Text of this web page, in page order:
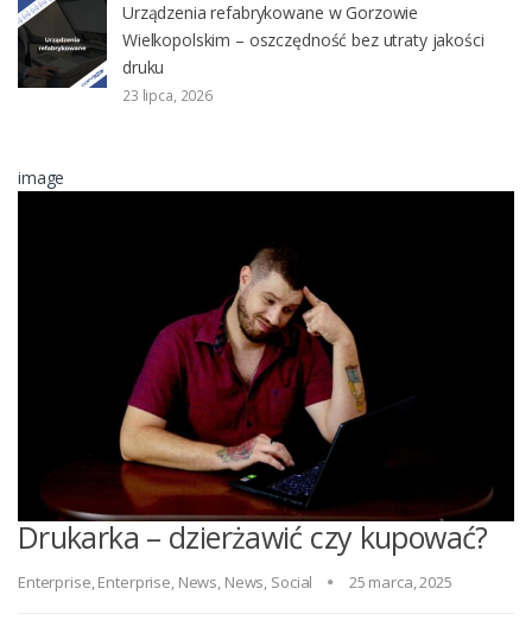
image
Drukarka – dzierżawić czy kupować?
Enterprise,Enterprise, News, News, Social 25 marca, 2025
Urządzenia refabrykowane w Gorzowie
Wielkopolskim – oszczędność bez utraty jakości
druku
23 lipca, 2026